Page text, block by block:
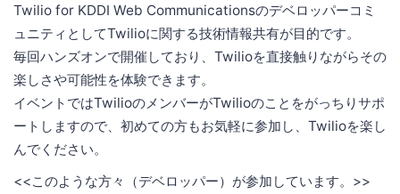
Twilio for KDDI Web Communicationsのデベロッパーコミ
ュニティとしてTwilioに関する技術情報共有が目的です。
毎回ハンズオンで開催しており、Twilioを直接触りながらその
楽しさや可能性を体験できます。
イベントではTwilioのメンバーがTwilioのことをがっちりサポ
ートしますので、初めての方もお気軽に参加し、Twilioを楽し
んでください。
<<このような方々（デベロッパー）が参加しています。>>